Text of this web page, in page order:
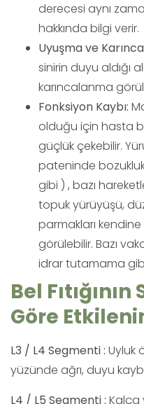
derecesi aynı
hakkında bilgi verir.
Uyuşma ve
sinirin duyu aldığı
karıncalanma
Fonksiyon Kaybı:
olduğu için hasta
güçlük çekebilir.
pateninde
gibi ) , bazı
topuk yürüyüşü,
parmakları
görülebilir. Bazı
idrar tutamama
Bel
Göre
L3 / L4 Segmenti : Uyluk
yüzünde ağrı, duyu
L4 / L5 Segmenti : Kalça